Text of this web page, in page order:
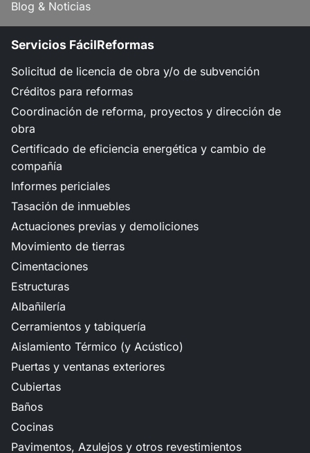
Blog & Noticias
Servicios FácilReformas
Solicitud de licencia de obra y/o de subvención
Créditos para reformas
Coordinación de reforma, proyectos y dirección de
obra
Certificado de eficiencia energética y cambio de
compañía
Informes periciales
Tasación de inmuebles
Actuaciones previas y demoliciones
Movimiento de tierras
Cimentaciones
Estructuras
Albañilería
Cerramientos y tabiquería
Aislamiento Térmico (y Acústico)
Puertas y ventanas exteriores
Cubiertas
Baños
Cocinas
Pavimentos, Azulejos y otros revestimientos